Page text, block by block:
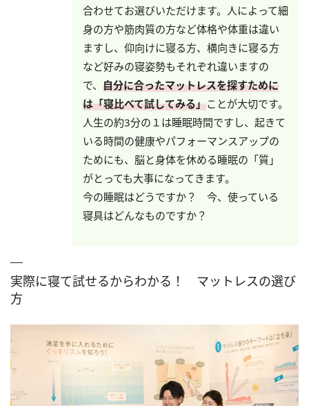
合わせてお選びいただけます。人によって細
身の方や筋肉質の方など体格や体重は違い
ますし、仰向けに寝る方、横向きに寝る方
など好みの寝姿勢もそれぞれ違いますの
で、 自分に合ったマットレスを探すために
は「寝比べて試してみる」ことが大切です。
人生の約3分の１は睡眠時間ですし、起きて
いる時間の健康やパフォーマンスアップの
ためにも、脳と身体を休める睡眠の「質」
がとっても大事になってきます。
今の睡眠はどうですか？ 今、使っている
寝具はどんなものですか？
実際に寝て試せるからわかる！ マットレスの選び
方